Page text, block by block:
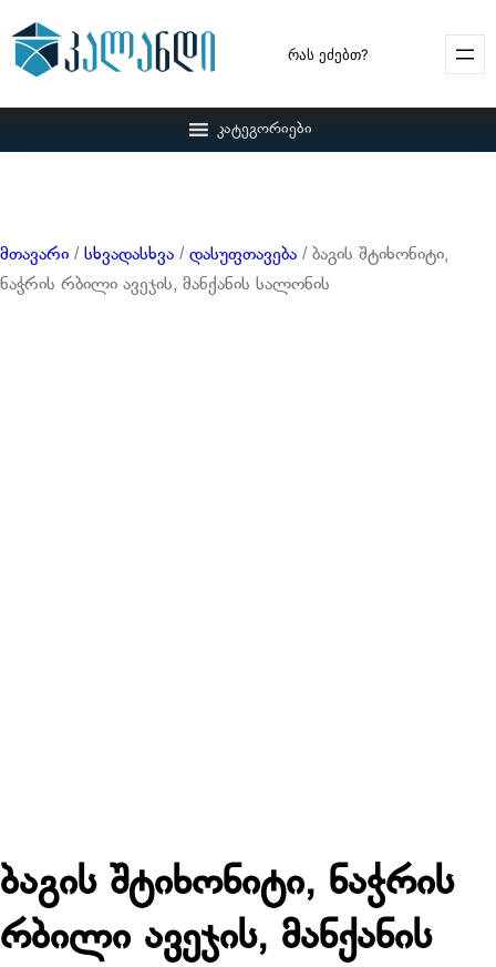
Search
კატეგორიები
მთავარი / სხვადასხვა / დასუფთავება / ბაგის შტიხონიტი,
ნაჭრის რბილი ავეჯის, მანქანის სალონის
ბაგის შტიხონიტი, ნაჭრის
რბილი ავეჯის, მანქანის